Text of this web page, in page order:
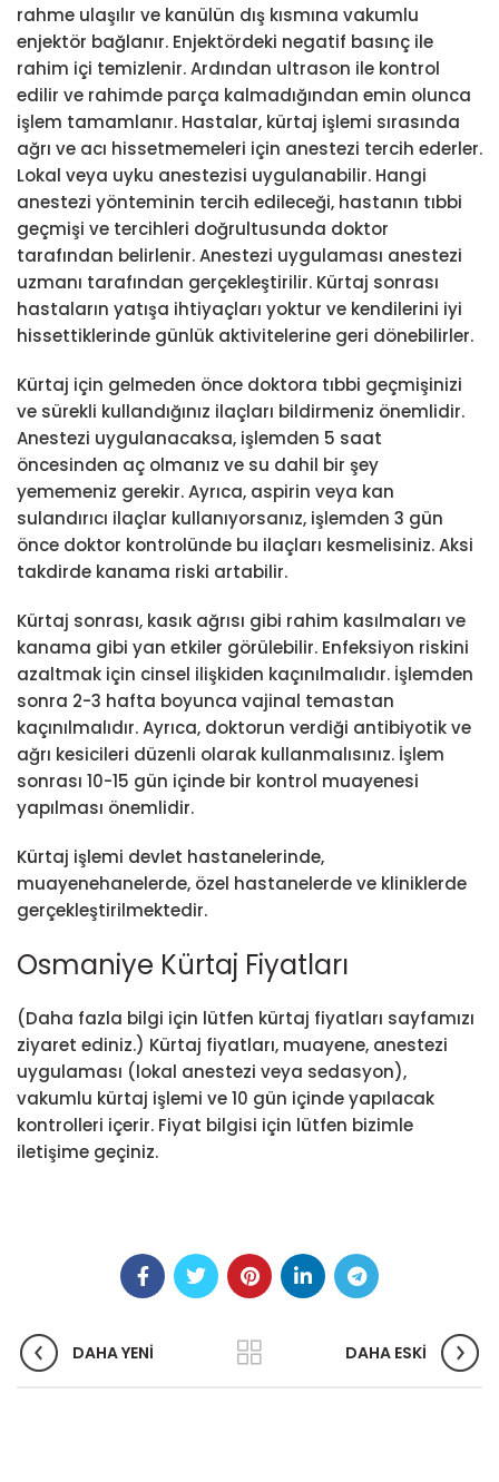
rahme ulaşılır ve kanülün dış kısmına vakumlu
enjektör bağlanır. Enjektördeki negatif basınç ile
rahim içi temizlenir. Ardından ultrason ile kontrol
edilir ve rahimde parça kalmadığından emin olunca
işlem tamamlanır. Hastalar, kürtaj işlemi sırasında
ağrı ve acı hissetmemeleri için anestezi tercih ederler.
Lokal veya uyku anestezisi uygulanabilir. Hangi
anestezi yönteminin tercih edileceği, hastanın tıbbi
geçmişi ve tercihleri doğrultusunda doktor
tarafından belirlenir. Anestezi uygulaması anestezi
uzmanı tarafından gerçekleştirilir. Kürtaj sonrası
hastaların yatışa ihtiyaçları yoktur ve kendilerini iyi
hissettiklerinde günlük aktivitelerine geri dönebilirler.
Kürtaj için gelmeden önce doktora tıbbi geçmişinizi
ve sürekli kullandığınız ilaçları bildirmeniz önemlidir.
Anestezi uygulanacaksa, işlemden 5 saat
öncesinden aç olmanız ve su dahil bir şey
yememeniz gerekir. Ayrıca, aspirin veya kan
sulandırıcı ilaçlar kullanıyorsanız, işlemden 3 gün
önce doktor kontrolünde bu ilaçları kesmelisiniz. Aksi
takdirde kanama riski artabilir.
Kürtaj sonrası, kasık ağrısı gibi rahim kasılmaları ve
kanama gibi yan etkiler görülebilir. Enfeksiyon riskini
azaltmak için cinsel ilişkiden kaçınılmalıdır. İşlemden
sonra 2-3 hafta boyunca vajinal temastan
kaçınılmalıdır. Ayrıca, doktorun verdiği antibiyotik ve
ağrı kesicileri düzenli olarak kullanmalısınız. İşlem
sonrası 10-15 gün içinde bir kontrol muayenesi
yapılması önemlidir.
Kürtaj işlemi devlet hastanelerinde,
muayenehanelerde, özel hastanelerde ve kliniklerde
gerçekleştirilmektedir.
Osmaniye Kürtaj Fiyatları
(Daha fazla bilgi için lütfen kürtaj fiyatları sayfamızı
ziyaret ediniz.) Kürtaj fiyatları, muayene, anestezi
uygulaması (lokal anestezi veya sedasyon),
vakumlu kürtaj işlemi ve 10 gün içinde yapılacak
kontrolleri içerir. Fiyat bilgisi için lütfen bizimle
iletişime geçiniz.
DAHA YENI DAHA ESKI